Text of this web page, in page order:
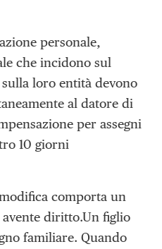
personale,
che incidono sul
loro entità devono
al datore di
per assegni
10 giorni
com­porta un
diritto.Un figlio
familiare. Quando